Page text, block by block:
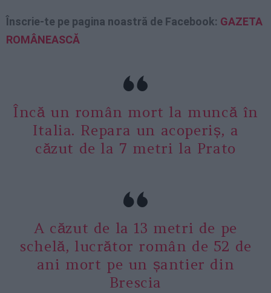
Înscrie-te pe pagina noastră de Facebook: GAZETA
ROMÂNEASCĂ
Încă un român mort la muncă în
Italia. Repara un acoperiș, a
căzut de la 7 metri la Prato
A căzut de la 13 metri de pe
schelă, lucrător român de 52 de
ani mort pe un șantier din
Brescia